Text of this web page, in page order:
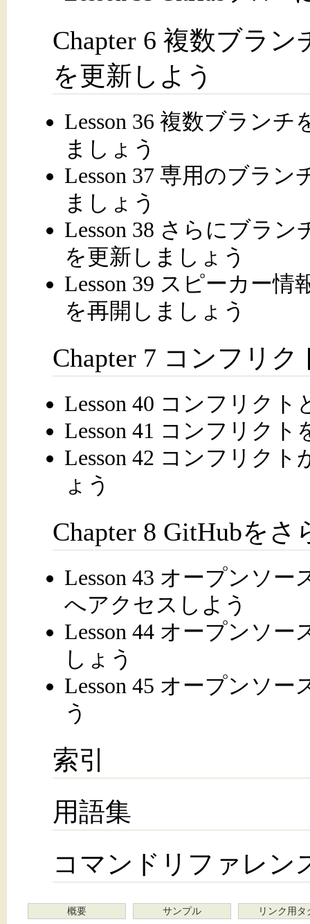
Chapter 6 複数ブラ
を更新しよう
Lesson 36 複数ブラン
ましょう
Lesson 37 専用のブラ
ましょう
Lesson 38 さらにブラ
を更新しましょう
Lesson 39 スピーカー
を再開しましょう
Chapter 7 コンフリ
Lesson 40 コンフリク
Lesson 41 コンフリク
Lesson 42 コンフリク
ょう
Chapter 8 GitHubを
Lesson 43 オープンソ
へアクセスしよう
Lesson 44 オープンソ
しょう
Lesson 45 オープンソ
う
索引
用語集
コマンドリファレン
概要 サンプル リンク用タ